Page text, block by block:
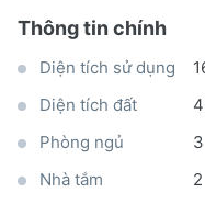
Thông tin chính
Diện tích sử dụng
Diện tích đất
Phòng ngủ
3
Nhà tắm
2